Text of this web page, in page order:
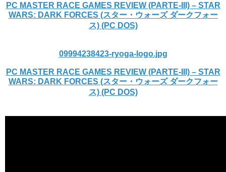
PC MASTER RACE GAMES REVIEW (PARTE-III) – STAR
WARS: DARK FORCES (スター・ウォーズ ダークフォー
ス) (PC DOS)
09994238423-ryoga-logo.jpg
PC MASTER RACE GAMES REVIEW (PARTE-III) – STAR
WARS: DARK FORCES (スター・ウォーズ ダークフォー
ス) (PC DOS)